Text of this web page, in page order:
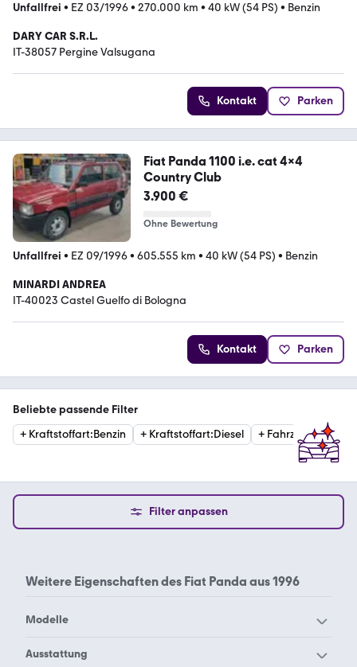
Unfallfrei • EZ 03/1996• 270.000 km • 40 kW (54 PS) • Benzin
DARY CAR S.R.L.
IT-38057 Pergine Valsugana
Kontakt Parken
Fiat Panda 1100 i.e. cat 4x4
Country Club
3.900 €
Ohne Bewertung
Unfallfrei • EZ 09/1996• 605.555 km • 40 kW (54 PS) • Benzin
MINARDI ANDREA
IT-40023 Castel Guelfo di Bologna
Kontakt Parken
Beliebte passende Filter
+ Kraftstoffart:Benzin + Kraftstoffart:Diesel + Fahrzeugzustand
Filter anpassen
Weitere Eigenschaften des Fiat Panda aus 1996
Modelle
Fiat 124 Spider
Ausstattung